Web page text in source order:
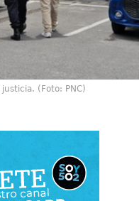
(Foto: PNC)